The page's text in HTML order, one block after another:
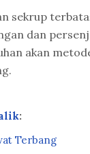
sekrup
dan
akan
:
Terbang